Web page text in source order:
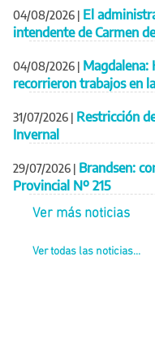
04/08/2026 | El
intendente de Carmen
04/08/2026 | Magdalena:
recorrieron trabajos en
31/07/2026 | Restricción
Invernal
29/07/2026 | Brandsen:
Provincial Nº 215
Ver más noticias
Ver todas las noticias...